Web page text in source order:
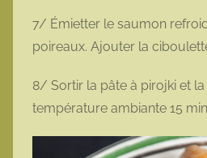
7/ Émietter le saumon
poireaux. Ajouter la
8/ Sortir la pâte à pirojki et
température ambiante 15